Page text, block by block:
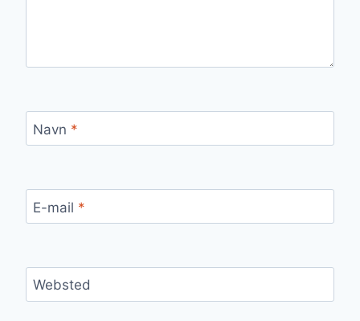
Navn *
E-mail *
Websted